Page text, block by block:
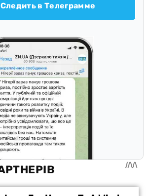
Следить в Телеграмме